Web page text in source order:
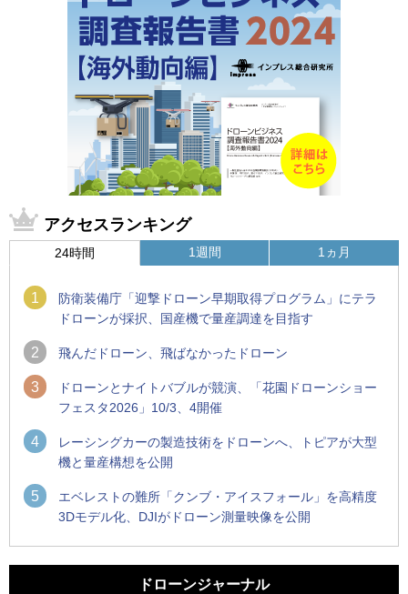
アクセスランキング
24時間
1
防衛装備庁「迎撃ドローン早期取得プログラム」にテラ
ドローンが採択、国産機で量産調達を目指す
2 飛んだドローン、飛ばなかったドローン
3
ドローンとナイトバブルが競演、「花園ドローンショー
フェスタ2026」10/3、4開催
4
レーシングカーの製造技術をドローンへ、トピアが大型
機と量産構想を公開
5
エベレストの難所「クンブ・アイスフォール」を高精度
3Dモデル化、DJIがドローン測量映像を公開
1週間
ン」とドローンショーによる新演出を実施
1ヵ月
ン」とドローンショーによる新演出を実施
ドローンジャーナル